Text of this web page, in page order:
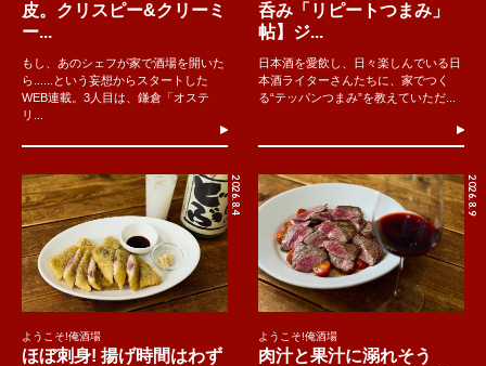
皮。クリスピー&クリーミ
ー...
もし、あのシェフが家で酒場を開いた
ら......という妄想からスタートした
WEB連載。3人目は、鎌倉「オステ
リ...
呑み「リピートつまみ」
帖】ジ...
日本酒を愛飲し、日々楽しんでいる日
本酒ライターさんたちに、家でつく
る“テッパンつまみ”を教えていただ...
2026.8.4
ようこそ!俺酒場
ほぼ刺身! 揚げ時間はわず
2026.8.9
ようこそ!俺酒場
肉汁と果汁に溺れそう